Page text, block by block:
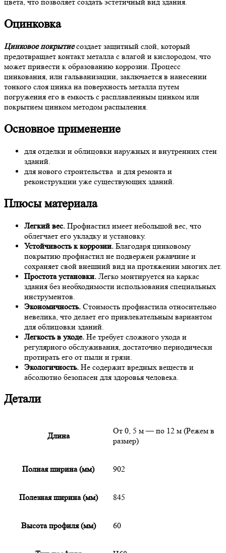
Оцинковка
Цинковое покрытие создает защитный слой, который
предотвращает контакт металла с влагой и кислородом, что
может привести к образованию коррозии. Процесс
цинкования, или гальванизации, заключается в нанесении
тонкого слоя цинка на поверхность металла путем
погружения его в емкость с расплавленным цинком или
покрытием цинком методом распыления.
Основное применение
для отделки и облицовки наружных и внутренних стен
зданий.
для нового строительства и для ремонта и
реконструкции уже существующих зданий.
Плюсы материала
Легкий вес. Профнастил имеет небольшой вес, что
облегчает его укладку и установку.
Устойчивость к коррозии. Благодаря цинковому
покрытию профнастил не подвержен ржавчине и
сохраняет свой внешний вид на протяжении многих лет.
Простота установки. Легко монтируется на каркас
здания без необходимости использования специальных
инструментов.
Экономичность. Стоимость профнастила относительно
невелика, что делает его привлекательным вариантом
для облицовки зданий.
Легкость в уходе. Не требует сложного ухода и
регулярного обслуживания, достаточно периодически
протирать его от пыли и грязи.
Экологичность. Не содержит вредных веществ и
абсолютно безопасен для здоровья человека.
Детали
Длина
От 0, 5 м — по 12 м (Режем в
размер)
Полная ширина (мм) 902
Полезная ширина (мм) 845
Высота профиля (мм) 60